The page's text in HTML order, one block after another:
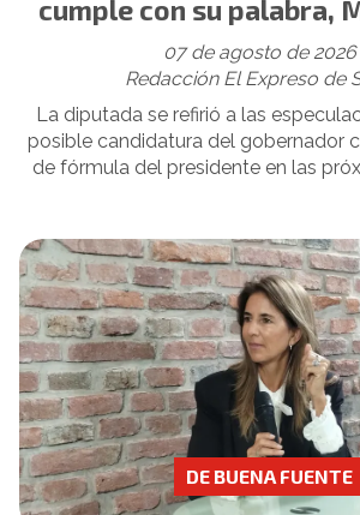
cumple con su palabra,
Redacción El Expreso de
07 de agosto de 2026
La diputada se refirió a las
posible candidatura del gobernador
de fórmula del presidente en las
DE BUENA FUENTE